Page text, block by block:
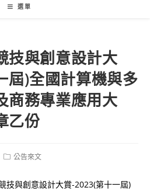
選單
技與創意設計大
屆)全國計算機與多
商務專業應用大
乙份
Post公告來文
技與創意設計大賞-2023(第十一屆)